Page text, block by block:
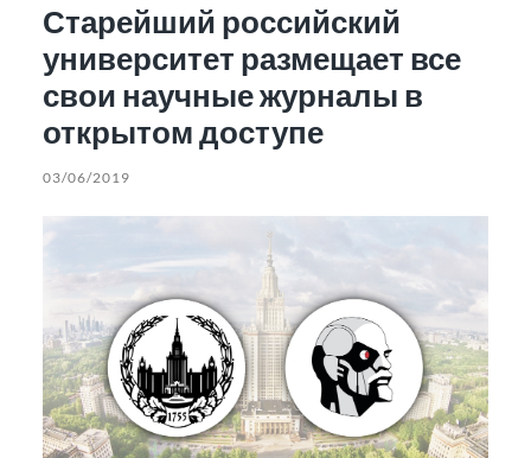
Старейший российский
университет размещает все
свои научные журналы в
открытом доступе
03/06/2019